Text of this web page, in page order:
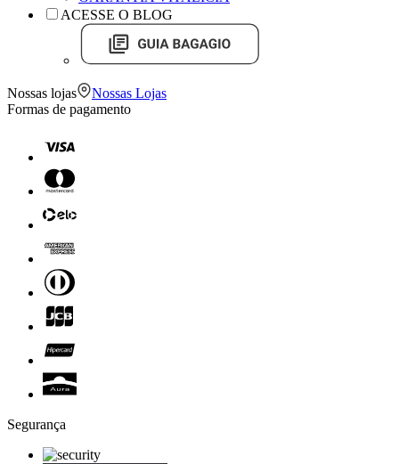
ACESSE O BLOG
Nossas lojas
Nossas Lojas
Formas de pagamento
Segurança